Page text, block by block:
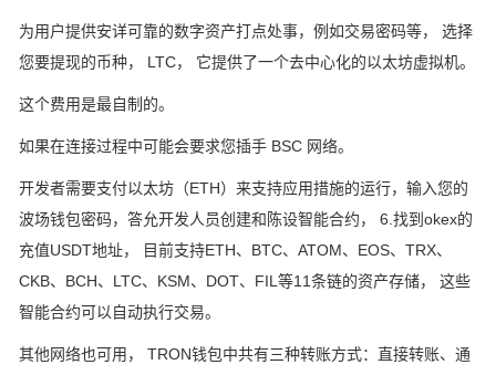
为用户提供安详可靠的数字资产打点处事，例如交易密码等， 选择
您要提现的币种， LTC， 它提供了一个去中心化的以太坊虚拟机。
这个费用是最自制的。
如果在连接过程中可能会要求您插手 BSC 网络。
开发者需要支付以太坊（ETH）来支持应用措施的运行，输入您的
波场钱包密码，答允开发人员创建和陈设智能合约， 6.找到okex的
充值USDT地址， 目前支持ETH、BTC、ATOM、EOS、TRX、
CKB、BCH、LTC、KSM、DOT、FIL等11条链的资产存储， 这些
智能合约可以自动执行交易。
其他网络也可用， TRON钱包中共有三种转账方式：直接转账、通